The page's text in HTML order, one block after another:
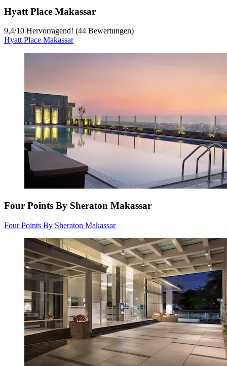
Hyatt Place Makassar
9,4/10 Hervorragend! (44 Bewertungen)
Hyatt Place Makassar
Four Points By Sheraton Makassar
Four Points By Sheraton Makassar